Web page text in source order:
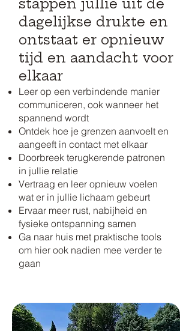
stappen jullie uit de
dagelijkse drukte en
ontstaat er opnieuw
tijd en aandacht voor
elkaar
Leer op een verbindende manier
communiceren, ook wanneer het
spannend wordt
Ontdek hoe je grenzen aanvoelt en
aangeeft in contact met elkaar
Doorbreek terugkerende patronen
in jullie relatie
Vertraag en leer opnieuw voelen
wat er in jullie lichaam gebeurt
Ervaar meer rust, nabijheid en
fysieke ontspanning samen
Ga naar huis met praktische tools
om hier ook nadien mee verder te
gaan